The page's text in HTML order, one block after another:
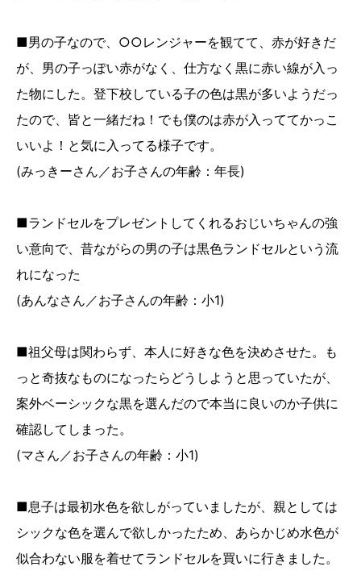
■男の子なので、○○レンジャーを観てて、赤が好きだ
が、男の子っぽい赤がなく、仕方なく黒に赤い線が入っ
た物にした。登下校している子の色は黒が多いようだっ
たので、皆と一緒だね！でも僕のは赤が入っててかっこ
いいよ！と気に入ってる様子です。
(みっきーさん／お子さんの年齢：年長)
■ランドセルをプレゼントしてくれるおじいちゃんの強
い意向で、昔ながらの男の子は黒色ランドセルという流
れになった
(あんなさん／お子さんの年齢：小1)
■祖父母は関わらず、本人に好きな色を決めさせた。も
っと奇抜なものになったらどうしようと思っていたが、
案外ベーシックな黒を選んだので本当に良いのか子供に
確認してしまった。
(マさん／お子さんの年齢：小1)
■息子は最初水色を欲しがっていましたが、親としては
シックな色を選んで欲しかったため、あらかじめ水色が
似合わない服を着せてランドセルを買いに行きました。